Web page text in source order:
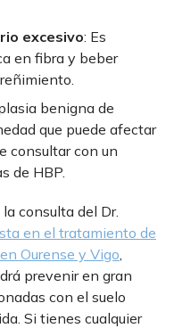
excesivo: Es
en fibra y beber
benigna de
que puede afectar
consultar con un
de HBP.
consulta del Dr.
en el tratamiento de
Ourense y Vigo
prevenir en gran
con el suelo
Si tienes cualquier